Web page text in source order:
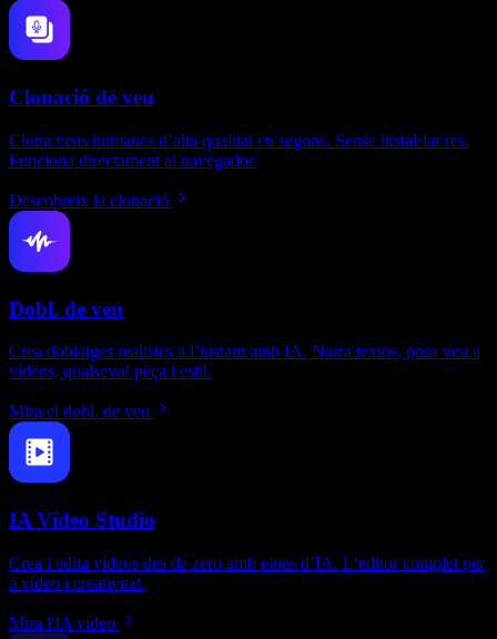
Clonació de veu
Clona veus humanes d’alta qualitat en segons. Sense instal·lar res.
Funciona directament al navegador.
Descobreix la clonació
Dobl. de veu
Crea doblatges realistes a l’instant amb IA. Narra textos, posa veu a
vídeos, qualsevol peça i estil.
Mira el dobl. de veu
IA Vídeo Studio
Crea i edita vídeos des de zero amb eines d’IA. L’editor complet per
a vídeo i creativitat.
Mira l'IA vídeo